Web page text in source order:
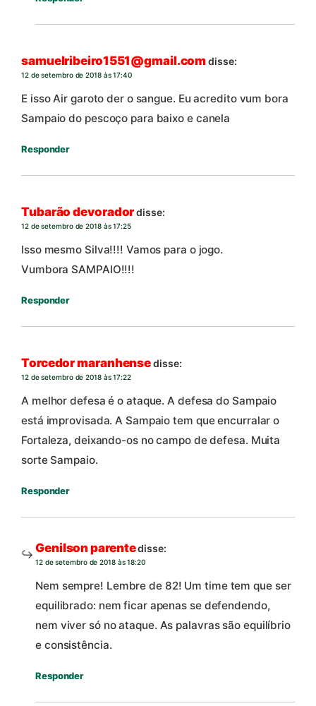
samuelribeiro1551@gmail.comdisse:
12 de setembro de 2018 às 17:40
E isso Air garoto der o sangue. Eu acredito vum bora
Sampaio do pescoço para baixo e canela
Responder
Tubarão devoradordisse:
12 de setembro de 2018 às 17:25
Isso mesmo Silva!!!! Vamos para o jogo.
Vumbora SAMPAIO!!!!
Responder
Torcedor maranhensedisse:
12 de setembro de 2018 às 17:22
A melhor defesa é o ataque. A defesa do Sampaio
está improvisada. A Sampaio tem que encurralar o
Fortaleza, deixando-os no campo de defesa. Muita
sorte Sampaio.
Responder
Genilson parentedisse:
12 de setembro de 2018 às 18:20
Nem sempre! Lembre de 82! Um time tem que ser
equilibrado: nem ficar apenas se defendendo,
nem viver só no ataque. As palavras são equilíbrio
e consistência.
Responder